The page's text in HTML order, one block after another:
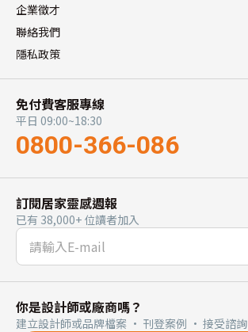
企業徵才
聯絡我們
隱私政策
免付費客服專線
平日 09:00~18:30
0800-366-086
訂閱居家靈感週報
已有 38,000+ 位讀者加入
你是設計師或廠商嗎？
建立設計師或品牌檔案 · 刊登案例 · 接受諮詢